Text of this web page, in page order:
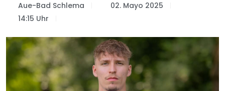
Aue-Bad Schlema
02. Mayo 2025
14:15 Uhr